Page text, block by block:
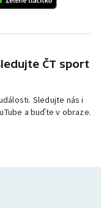
ČT sport
Sledujte nás i
a buďte v obraze.